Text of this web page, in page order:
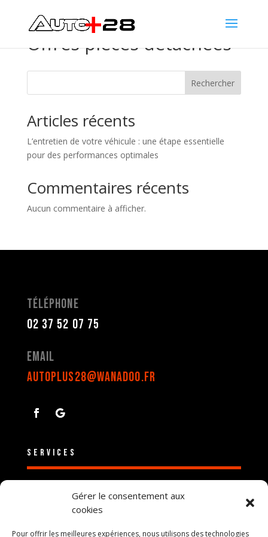
Gérer le consentement aux
cookies
Pour offrir les meilleures expériences, nous utilisons des technologies
Offres pièces détachées
Rechercher
Articles récents
L’entretien de votre véhicule : une étape essentielle
pour des performances optimales
Commentaires récents
Aucun commentaire à afficher.
TéléPhone
02 37 52 07 75
Email
autoplus28@wanadoo.fr
Services
Pièces détachées auto
Révision / Entretien
Réparations mécaniques